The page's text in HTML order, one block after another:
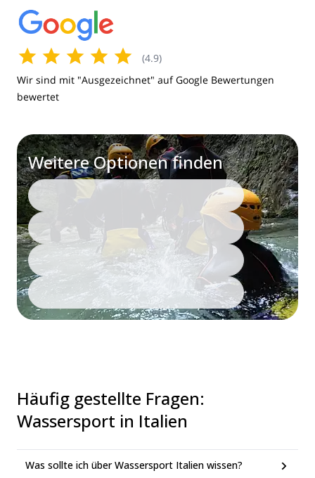
(4.9)
Wir sind mit "Ausgezeichnet" auf Google Bewertungen
bewertet
Weitere Optionen finden
Häufig gestellte Fragen:
Wassersport in Italien
Was sollte ich über Wassersport Italien wissen?